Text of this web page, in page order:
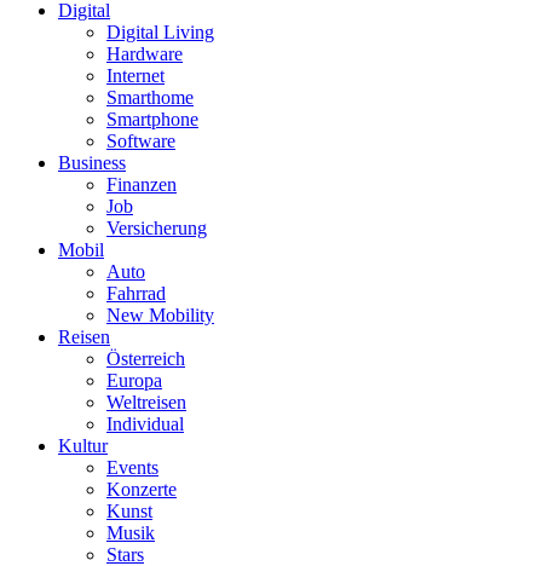
Digital
Digital Living
Hardware
Internet
Smarthome
Smartphone
Software
Business
Finanzen
Job
Versicherung
Mobil
Auto
Fahrrad
New Mobility
Reisen
Österreich
Europa
Weltreisen
Individual
Kultur
Events
Konzerte
Kunst
Musik
Stars